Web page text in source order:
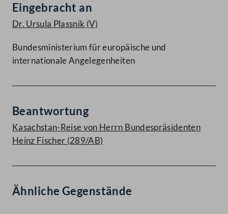
Eingebracht an
Dr. Ursula Plassnik (V)
Bundesministerium für europäische und
internationale Angelegenheiten
Beantwortung
Kasachstan-Reise von Herrn Bundespräsidenten
Heinz Fischer (289/AB)
Ähnliche Gegenstände